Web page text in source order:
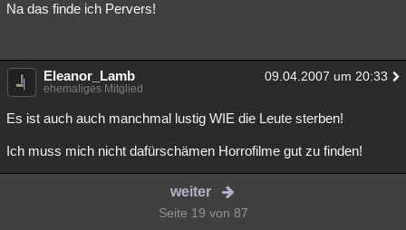
Na das finde ich Pervers!
Eleanor_Lamb 09.04.2007 um 20:33
ehemaliges Mitglied
Es ist auch auch manchmal lustig WIE die Leute sterben!
Ich muss mich nicht dafürschämen Horrofilme gut zu finden!
weiter
Seite 19 von 87